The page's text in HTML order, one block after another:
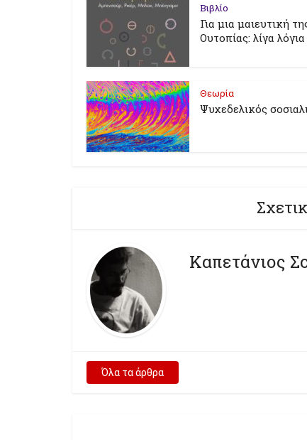
Βιβλίο
Για μια μαιευτική
Ουτοπίας: λίγα λόγια
Θεωρία
Ψυχεδελικός
Καπετάνιος
Όλα τα άρθρα